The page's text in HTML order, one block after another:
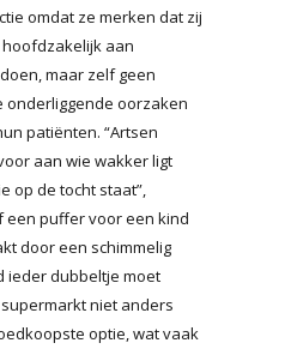
omdat ze merken dat zij
aan
maar zelf geen
onderliggende oorzaken
patiënten. “Artsen
aan wie wakker ligt
op de tocht staat”,
een puffer voor een kind
door een schimmelig
ieder dubbeltje moet
niet anders
optie, wat vaak